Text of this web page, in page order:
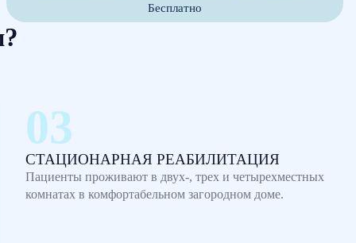
Бесплатно
СТАЦИОНАРНАЯ РЕАБИЛИТАЦИЯ
Пациенты проживают в двух-, трех и четырехместных
комнатах в комфортабельном загородном доме.